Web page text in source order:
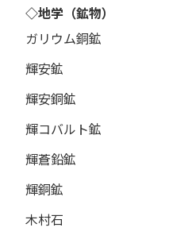
◇地学（鉱物）
ガリウム銅鉱
輝安鉱
輝安銅鉱
輝コバルト鉱
輝蒼鉛鉱
輝銅鉱
木村石